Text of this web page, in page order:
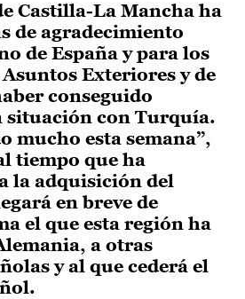
Castilla-La Mancha ha
de agradecimiento
de España y para los
Exteriores y de
conseguido
situación con Turquía.
mucho esta semana”,
tiempo que ha
la adquisición del
en breve de
el que esta región ha
a otras
y al que cederá el